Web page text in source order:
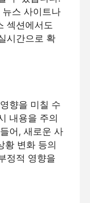
뉴스 사이트나
섹션에서도
시간으로 확
향을 미칠 수
내용을 주의
어, 새로운 사
황 변화 등의
정적 영향을